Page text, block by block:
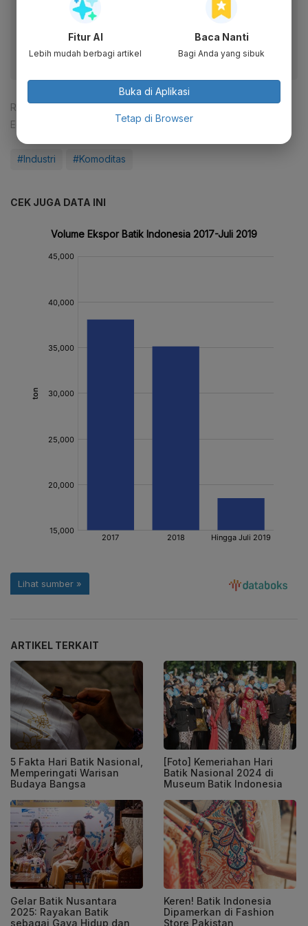
Dapatkan pengalaman membaca lebih nyaman dan nikmati
Reporter: Michael Reily,Pingit Aria
Editor:
#Industri #Komoditas
CEK JUGA DATA INI
ARTIKEL TERKAIT
5 Fakta Hari Batik Nasional,
Memperingati Warisan
Budaya Bangsa
[Foto] Kemeriahan Hari
Batik Nasional 2024 di
Museum Batik Indonesia
Gelar Batik Nusantara
2025: Rayakan Batik
sebagai Gaya Hidup dan
Keren! Batik Indonesia
Dipamerkan di Fashion
Store Pakistan
Fitur AI
Lebih mudah berbagi artikel
Baca Nanti
Bagi Anda yang sibuk
Buka di Aplikasi
Tetap di Browser